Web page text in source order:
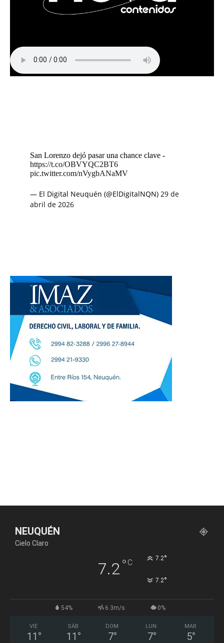
San Lorenzo dejó pasar una chance clave -
https://t.co/OBVYQC2BT6
pic.twitter.com/nVygbANaMV
— El Digital Neuquén (@ElDigitalNQN) 29 de
abril de 2026
NEUQUÉN
Cielo Claro
7.2°C 7.2°
7.2°
54% 6.3m/s 0%
VIE
11 °
SÁB
11 °
DOM
7°
LUN
7°
MAR
5°